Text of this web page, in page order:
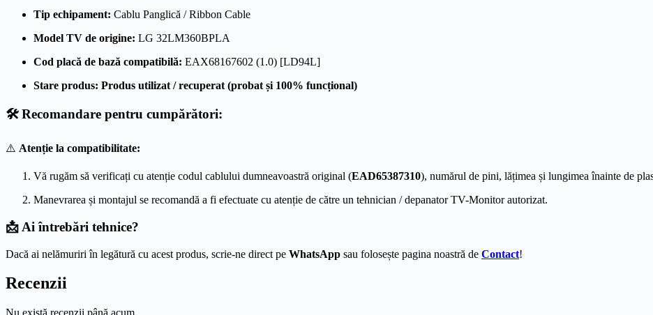
Tip echipament: Cablu Panglică / Ribbon Cable
Model TV de origine: LG 32LM360BPLA
Cod placă de bază compatibilă: EAX68167602 (1.0) [LD94L]
Stare produs: Produs utilizat / recuperat (probat și 100% funcțional)
🛠️ Recomandare pentru cumpărători:
⚠️ Atenție la compatibilitate:
Vă rugăm să verificați cu atenție codul cablului dumneavoastră original (EAD65387310), numărul de pini, lățimea și lungimea înainte de
Manevrarea și montajul se recomandă a fi efectuate cu atenție de către un tehnician / depanator TV-Monitor autorizat.
📩 Ai întrebări tehnice?
Dacă ai nelămuriri în legătură cu acest produs, scrie-ne direct pe WhatsApp sau folosește pagina noastră de Contact!
Recenzii